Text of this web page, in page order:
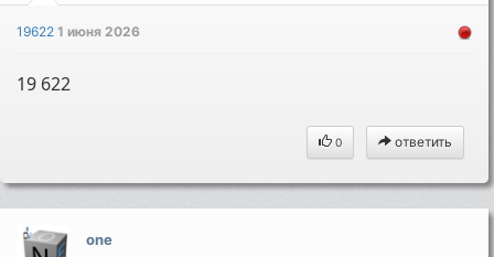
196221 июня 2026
19 622
0 ответить
one